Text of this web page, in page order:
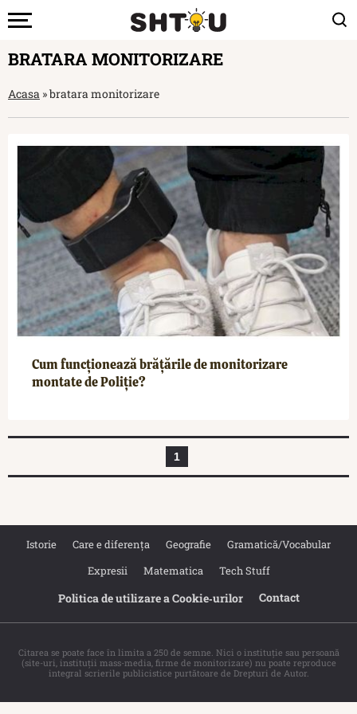
BRATARA MONITORIZARE
Acasa »bratara monitorizare
Cum funcționează brățările de monitorizare
montate de Poliție?
1
Istorie Care e diferența Geografie
Gramatică/Vocabular
Expresii
Matematica Tech Stuff
Politica de utilizare a Cookie‐urilor Contact
Citarea se poate face în limita a 250 de semne. Nici o instituţie sau persoană
(site-uri, instituţii mass-media, firme de monitorizare) nu poate reproduce
integral scrierile publicistice purtătoare de Drepturi de Autor.